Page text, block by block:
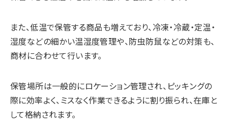
また、低温で保管する商品も増えており、冷凍・冷蔵・定温・
湿度などの細かい温湿度管理や、防虫防鼠などの対策も、
商材に合わせて行います。
保管場所は一般的にロケーション管理され、ピッキングの
際に効率よく、ミスなく作業できるように割り振られ、在庫と
して格納されます。